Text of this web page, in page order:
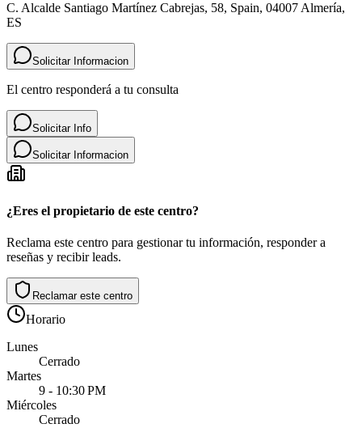
C. Alcalde Santiago Martínez Cabrejas, 58, Spain, 04007 Almería,
ES
Solicitar Informacion
El centro responderá a tu consulta
Solicitar Info
Solicitar Informacion
¿Eres el propietario de este centro?
Reclama este centro para gestionar tu información, responder a
reseñas y recibir leads.
Reclamar este centro
Horario
Lunes
Cerrado
Martes
9 - 10:30 PM
Miércoles
Cerrado